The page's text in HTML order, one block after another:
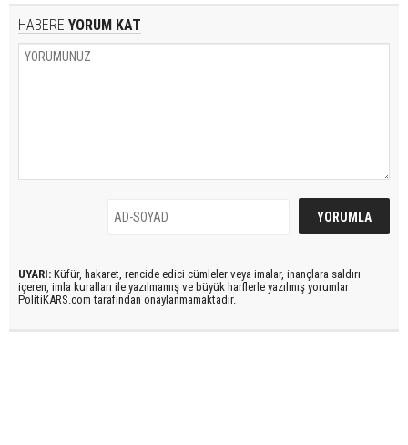
HABERE YORUM KAT
UYARI: Küfür, hakaret, rencide edici cümleler veya imalar, inançlara saldırı
içeren, imla kuralları ile yazılmamış ve büyük harflerle yazılmış yorumlar
PolitiKARS.com tarafından onaylanmamaktadır.